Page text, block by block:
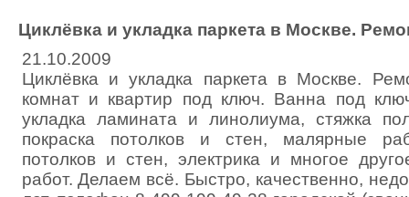
Циклёвка и укладка паркета в Москве.
21.10.2009
Циклёвка и укладка паркета в Москве.
комнат и квартир под ключ. Ванна под
укладка ламината и линолиума, стяжка
покраска потолков и стен, малярные
потолков и стен, электрика и многое
работ. Делаем всё. Быстро, качественно,